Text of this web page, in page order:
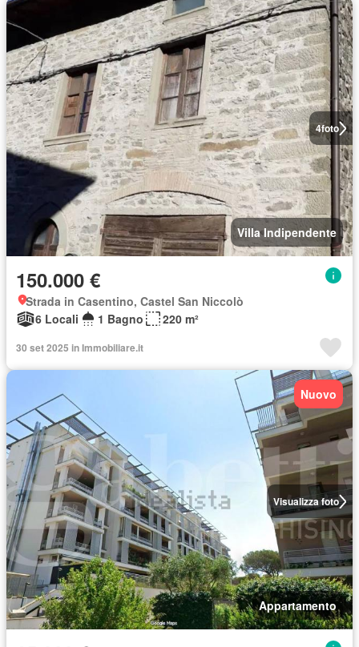
4foto
Villa Indipendente
150.000 €
Strada in Casentino, Castel San Niccolò
6 Locali
1 Bagno 220 m²
30 set 2025 in Immobiliare.it
Visualizza foto
Nuovo
Appartamento